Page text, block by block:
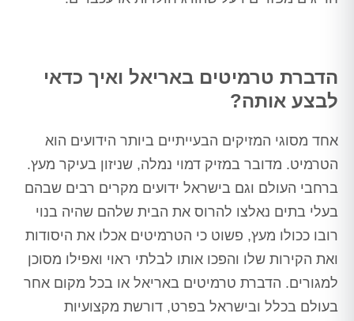
הדברת טרמיטים באריאל ואיך כדאי
לבצע אותה?
אחד מסוגי המזיקים הבעייתיים ביותר הידועים הוא
הטרמיט. מדובר במזיק דמוי נמלה, שניזון בעיקר מעץ.
ברחבי העולם וגם בישראל ידועים מקרים רבים שבהם
בעלי בתים נאלצו להרוס את הבית שלהם שהיה בנוי
רובו ככולו מעץ, פשוט כי הטרמיטים אכלו את היסודות
ואת הקירות שלו והפכו אותו לבלתי ראוי ואפילו מסוכן
למגורים. הדברת טרמיטים באריאל או בכל מקום אחר
בעולם בכלל ובישראל בפרט, דורשת מקצועיות